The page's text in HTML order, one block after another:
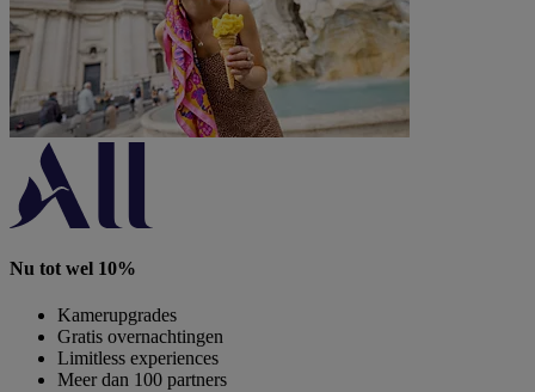
Nu tot wel 10%
Kamerupgrades
Gratis overnachtingen
Limitless experiences
Meer dan 100 partners